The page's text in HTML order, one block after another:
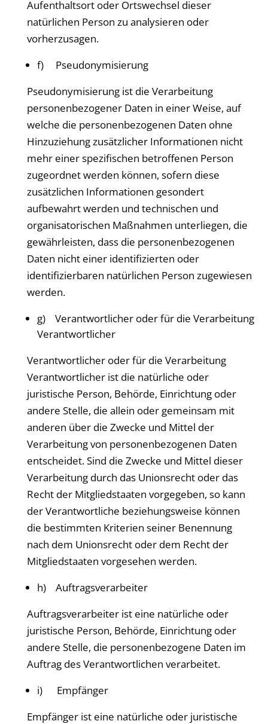
Aufenthaltsort oder Ortswechsel dieser
natürlichen Person zu analysieren oder
vorherzusagen.
f) Pseudonymisierung
Pseudonymisierung ist die Verarbeitung
personenbezogener Daten in einer Weise, auf
welche die personenbezogenen Daten ohne
Hinzuziehung zusätzlicher Informationen nicht
mehr einer spezifischen betroffenen Person
zugeordnet werden können, sofern diese
zusätzlichen Informationen gesondert
aufbewahrt werden und technischen und
organisatorischen Maßnahmen unterliegen, die
gewährleisten, dass die personenbezogenen
Daten nicht einer identifizierten oder
identifizierbaren natürlichen Person zugewiesen
werden.
g) Verantwortlicher oder für die Verarbeitung
Verantwortlicher
Verantwortlicher oder für die Verarbeitung
Verantwortlicher ist die natürliche oder
juristische Person, Behörde, Einrichtung oder
andere Stelle, die allein oder gemeinsam mit
anderen über die Zwecke und Mittel der
Verarbeitung von personenbezogenen Daten
entscheidet. Sind die Zwecke und Mittel dieser
Verarbeitung durch das Unionsrecht oder das
Recht der Mitgliedstaaten vorgegeben, so kann
der Verantwortliche beziehungsweise können
die bestimmten Kriterien seiner Benennung
nach dem Unionsrecht oder dem Recht der
Mitgliedstaaten vorgesehen werden.
h) Auftragsverarbeiter
Auftragsverarbeiter ist eine natürliche oder
juristische Person, Behörde, Einrichtung oder
andere Stelle, die personenbezogene Daten im
Auftrag des Verantwortlichen verarbeitet.
i) Empfänger
Empfänger ist eine natürliche oder juristische